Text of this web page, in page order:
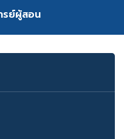
รย์ผู้สอน